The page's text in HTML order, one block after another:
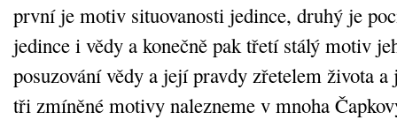
první je motiv situovanosti jedince, druhý je
jedince i vědy a konečně pak třetí stálý motiv
posuzování vědy a její pravdy zřetelem života a
tři zmíněné motivy nalezneme v mnoha